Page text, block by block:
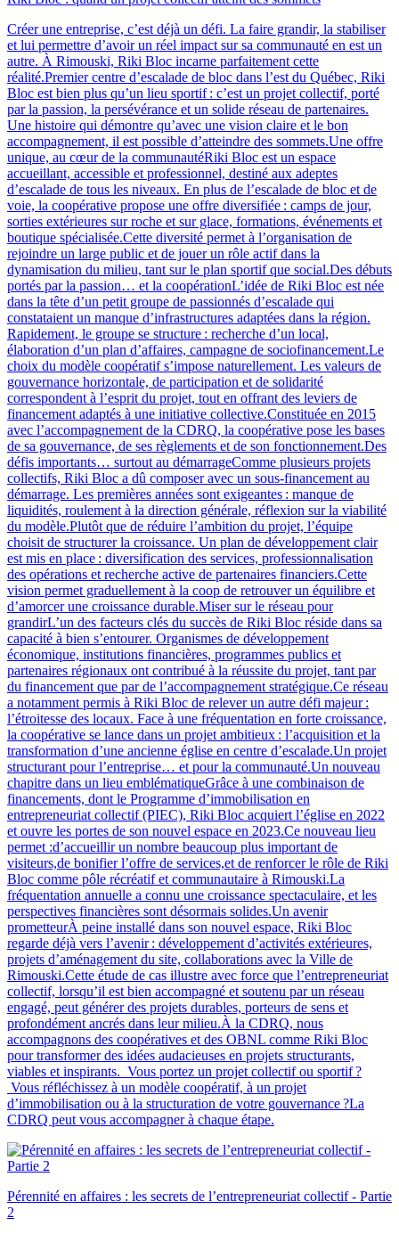
Créer une entreprise, c’est déjà un défi. La faire grandir, la stabiliser
et lui permettre d’avoir un réel impact sur sa communauté en est un
autre. À Rimouski, Riki Bloc incarne parfaitement cette
réalité.Premier centre d’escalade de bloc dans l’est du Québec, Riki
Bloc est bien plus qu’un lieu sportif : c’est un projet collectif, porté
par la passion, la persévérance et un solide réseau de partenaires.
Une histoire qui démontre qu’avec une vision claire et le bon
accompagnement, il est possible d’atteindre des sommets.Une offre
unique, au cœur de la communautéRiki Bloc est un espace
accueillant, accessible et professionnel, destiné aux adeptes
d’escalade de tous les niveaux. En plus de l’escalade de bloc et de
voie, la coopérative propose une offre diversifiée : camps de jour,
sorties extérieures sur roche et sur glace, formations, événements et
boutique spécialisée.Cette diversité permet à l’organisation de
rejoindre un large public et de jouer un rôle actif dans la
dynamisation du milieu, tant sur le plan sportif que social.Des débuts
portés par la passion… et la coopérationL’idée de Riki Bloc est née
dans la tête d’un petit groupe de passionnés d’escalade qui
constataient un manque d’infrastructures adaptées dans la région.
Rapidement, le groupe se structure : recherche d’un local,
élaboration d’un plan d’affaires, campagne de sociofinancement.Le
choix du modèle coopératif s’impose naturellement. Les valeurs de
gouvernance horizontale, de participation et de solidarité
correspondent à l’esprit du projet, tout en offrant des leviers de
financement adaptés à une initiative collective.Constituée en 2015
avec l’accompagnement de la CDRQ, la coopérative pose les bases
de sa gouvernance, de ses règlements et de son fonctionnement.Des
défis importants… surtout au démarrageComme plusieurs projets
collectifs, Riki Bloc a dû composer avec un sous-financement au
démarrage. Les premières années sont exigeantes : manque de
liquidités, roulement à la direction générale, réflexion sur la viabilité
du modèle.Plutôt que de réduire l’ambition du projet, l’équipe
choisit de structurer la croissance. Un plan de développement clair
est mis en place : diversification des services, professionnalisation
des opérations et recherche active de partenaires financiers.Cette
vision permet graduellement à la coop de retrouver un équilibre et
d’amorcer une croissance durable.Miser sur le réseau pour
grandirL’un des facteurs clés du succès de Riki Bloc réside dans sa
capacité à bien s’entourer. Organismes de développement
économique, institutions financières, programmes publics et
partenaires régionaux ont contribué à la réussite du projet, tant par
du financement que par de l’accompagnement stratégique.Ce réseau
a notamment permis à Riki Bloc de relever un autre défi majeur :
l’étroitesse des locaux. Face à une fréquentation en forte croissance,
la coopérative se lance dans un projet ambitieux : l’acquisition et la
transformation d’une ancienne église en centre d’escalade.Un projet
structurant pour l’entreprise… et pour la communauté.Un nouveau
chapitre dans un lieu emblématiqueGrâce à une combinaison de
financements, dont le Programme d’immobilisation en
entrepreneuriat collectif (PIEC), Riki Bloc acquiert l’église en 2022
et ouvre les portes de son nouvel espace en 2023.Ce nouveau lieu
permet :d’accueillir un nombre beaucoup plus important de
visiteurs,de bonifier l’offre de services,et de renforcer le rôle de Riki
Bloc comme pôle récréatif et communautaire à Rimouski.La
fréquentation annuelle a connu une croissance spectaculaire, et les
perspectives financières sont désormais solides.Un avenir
prometteurÀ peine installé dans son nouvel espace, Riki Bloc
regarde déjà vers l’avenir : développement d’activités extérieures,
projets d’aménagement du site, collaborations avec la Ville de
Rimouski.Cette étude de cas illustre avec force que l’entrepreneuriat
collectif, lorsqu’il est bien accompagné et soutenu par un réseau
engagé, peut générer des projets durables, porteurs de sens et
profondément ancrés dans leur milieu.À la CDRQ, nous
accompagnons des coopératives et des OBNL comme Riki Bloc
pour transformer des idées audacieuses en projets structurants,
viables et inspirants. Vous portez un projet collectif ou sportif ?
Vous réfléchissez à un modèle coopératif, à un projet
d’immobilisation ou à la structuration de votre gouvernance ?La
CDRQ peut vous accompagner à chaque étape.
Pérennité en affaires : les secrets de l’entrepreneuriat collectif - Partie
2